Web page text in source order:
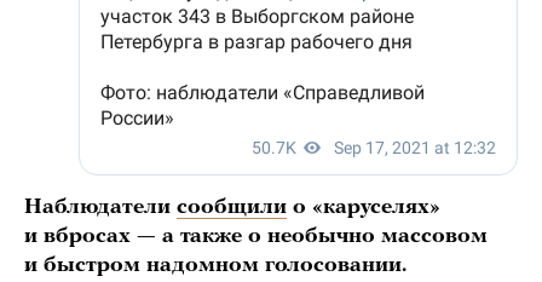
Наблюдатели сообщили о «каруселях»
и вбросах — а также о необычно массовом
и быстром надомном голосовании.